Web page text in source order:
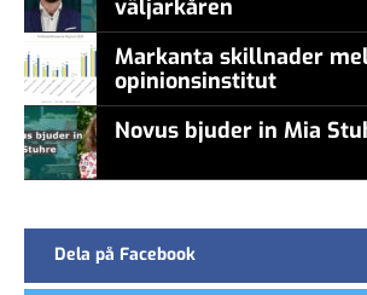
väljarkåren
Markanta skillnader
opinionsinstitut
Novus bjuder in Mia
Dela på Facebook